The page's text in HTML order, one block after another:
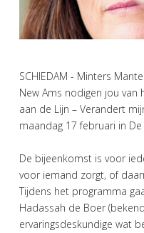
SCHIEDAM - Minters
New Ams nodigen jou
aan de Lijn – Verandert
maandag 17 februari in
De bijeenkomst is voor
voor iemand zorgt, of
Tijdens het programma
Hadassah de Boer
ervaringsdeskundige wat